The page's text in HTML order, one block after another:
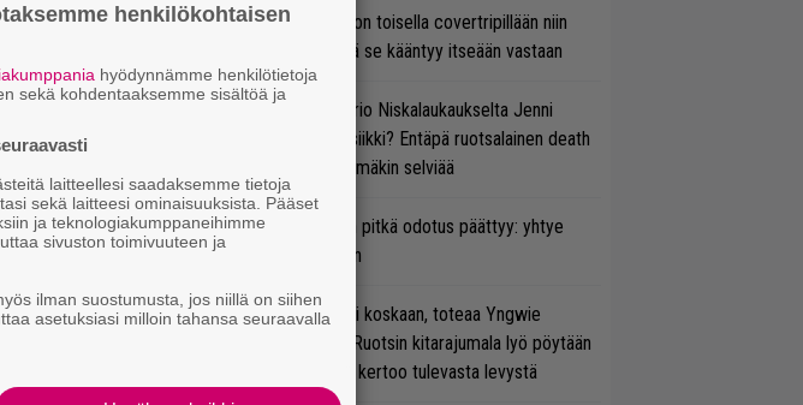
Arvio: Saimaa on toisella covertripillään niin
suvereeni, että se kääntyy itseään vastaan
Miten taipuu Trio Niskalaukaukselta Jenni
Vartiaisen musiikki? Entäpä ruotsalainen death
metal? Pian tämäkin selviää
Weezer-fanien pitkä odotus päättyy: yhtye
tulee Suomeen
Se on nyt tai ei koskaan, toteaa Yngwie
Malmsteen – Ruotsin kitarajumala lyö pöytään
uuden biisin ja kertoo tulevasta levystä
henkilökohtaisen
hyödynnämme henkilötietoja
sekä kohdentaaksemme sisältöä ja
laitteellesi saadaksemme tietoja
sekä laitteesi ominaisuuksista. Pääset
ja teknologiakumppaneihimme
sivuston toimivuuteen ja
ilman suostumusta, jos niillä on siihen
asetuksiasi milloin tahansa seuraavalla